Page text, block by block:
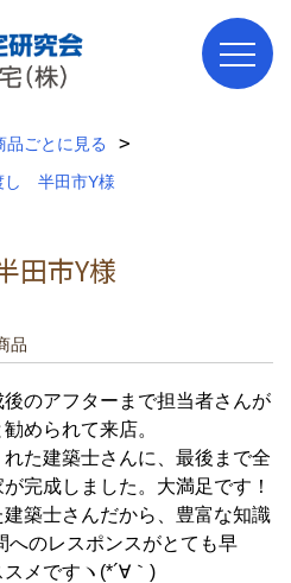
品ごとに見る
し 半田市Y様
田市Y様
品
のアフターまで担当者さんが
められて来店。
た建築士さんに、最後まで全
完成しました。大満足です！
築士さんだから、豊富な知識
へのレスポンスがとても早
メですヽ(*´∀｀)